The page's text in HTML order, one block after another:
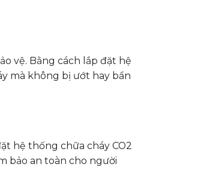
vệ. Bằng cách lắp đặt hệ
mà không bị ướt hay bẩn
hệ thống chữa cháy CO2
bảo an toàn cho người